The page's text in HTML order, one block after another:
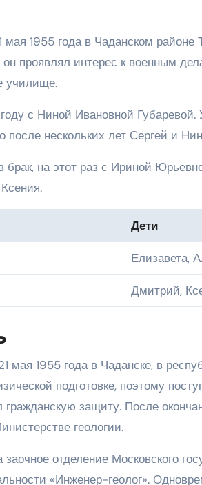
мая 1955 года в Чаданском
он проявлял интерес к военным
училище.
с Ниной Ивановной
нескольких лет Сергей и
брак, на этот раз с Ириной
Дети
Елизавета,
Дмитрий,
мая 1955 года в Чаданске, в
подготовке, поэтому
гражданскую защиту. После
геологии.
отделение Московского
«Инженер-геолог».